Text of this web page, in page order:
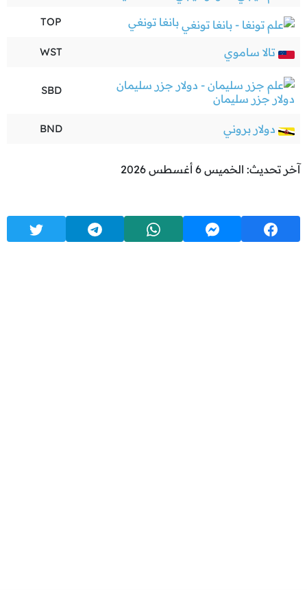
بانغا تونغي TOP
تالا ساموي WST
دولار جزر سليمان
SBD
دولار بروني BND
آخر تحديث: الخميس 6 أغسطس 2026